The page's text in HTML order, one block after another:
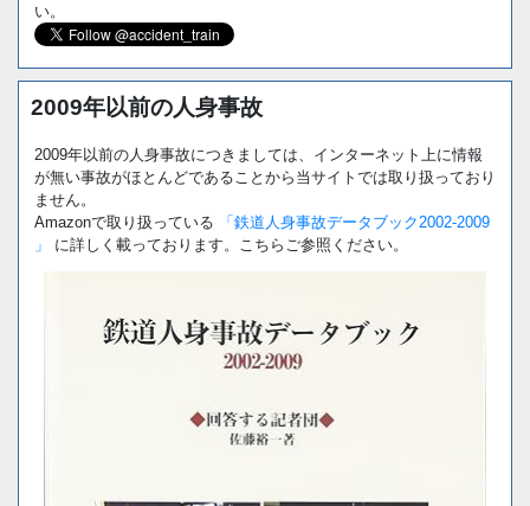
い。
2009年以前の人身事故
2009年以前の人身事故につきましては、インターネット上に情報
が無い事故がほとんどであることから当サイトでは取り扱っており
ません。
Amazonで取り扱っている
「鉄道人身事故データブック2002-2009
」
に詳しく載っております。こちらご参照ください。